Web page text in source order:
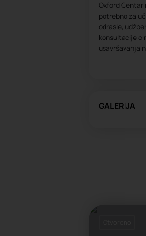
Oxford Centar
potrebno za
odrasle,
konsultacije o
usavršavanja
GALERIJA